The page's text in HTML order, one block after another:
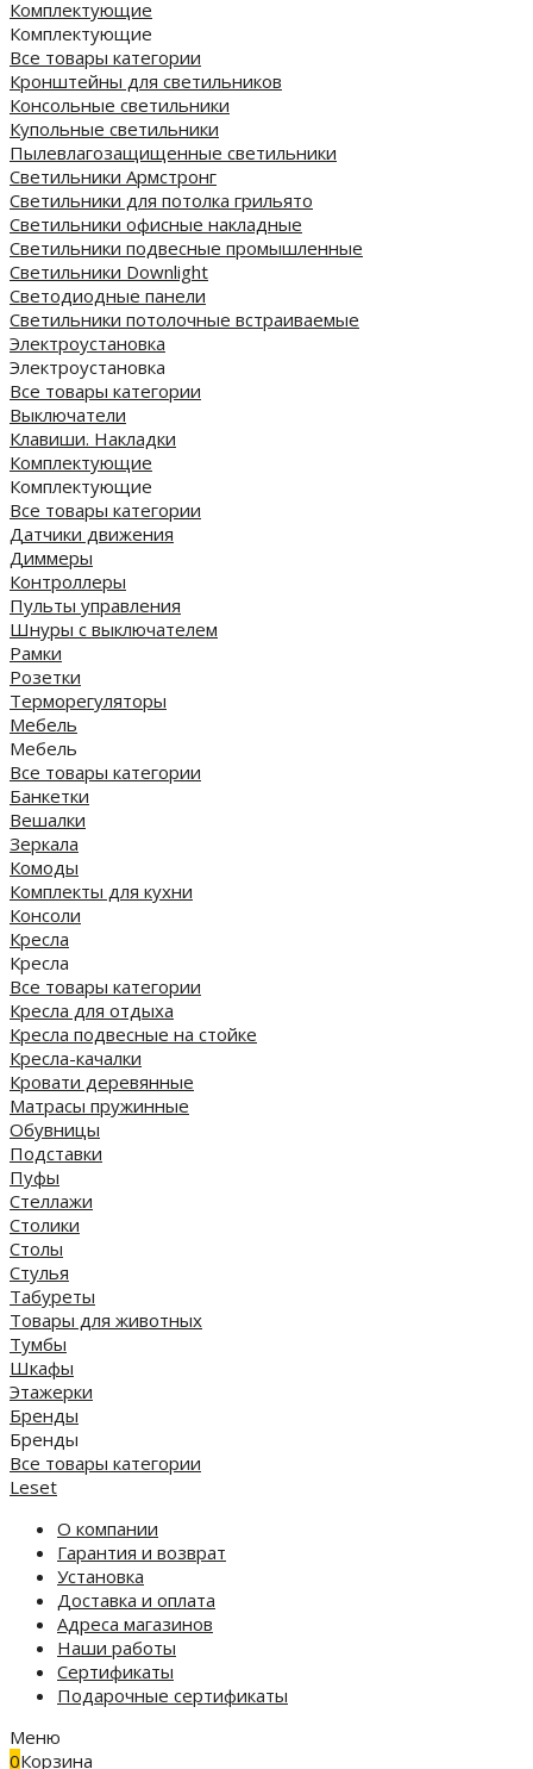
Комплектующие
Комплектующие
Все товары категории
Кронштейны для светильников
Консольные светильники
Купольные светильники
Пылевлагозащищенные светильники
Светильники Армстронг
Светильники для потолка грильято
Светильники офисные накладные
Светильники подвесные промышленные
Светильники Downlight
Светодиодные панели
Cветильники потолочные встраиваемые
Электроустановка
Электроустановка
Все товары категории
Выключатели
Клавиши. Накладки
Комплектующие
Комплектующие
Все товары категории
Датчики движения
Диммеры
Контроллеры
Пульты управления
Шнуры с выключателем
Рамки
Розетки
Терморегуляторы
Мебель
Мебель
Все товары категории
Банкетки
Вешалки
Зеркала
Комоды
Комплекты для кухни
Консоли
Кресла
Кресла
Все товары категории
Кресла для отдыха
Кресла подвесные на стойке
Кресла-качалки
Кровати деревянные
Матрасы пружинные
Обувницы
Подставки
Пуфы
Стеллажи
Столики
Столы
Стулья
Табуреты
Товары для животных
Тумбы
Шкафы
Этажерки
Бренды
Бренды
Все товары категории
Leset
О компании
Гарантия и возврат
Установка
Доставка и оплата
Адреса магазинов
Наши работы
Сертификаты
Подарочные сертификаты
Меню
0Корзина